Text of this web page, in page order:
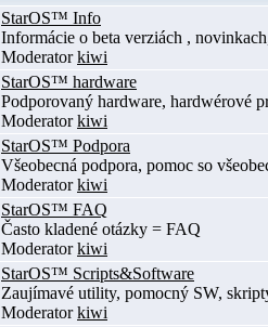
StarOS™ Info
Informácie o beta verziách ,
Moderatorkiwi
StarOS™ hardware
Podporovaný hardware, hardwérové
Moderatorkiwi
StarOS™ Podpora
Všeobecná podpora, pomoc so
Moderatorkiwi
StarOS™ FAQ
Často kladené otázky = FAQ
Moderatorkiwi
StarOS™ Scripts&Software
Zaujímavé utility, pomocný SW,
Moderatorkiwi